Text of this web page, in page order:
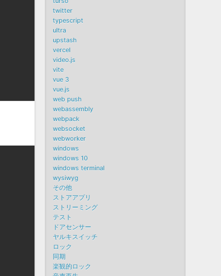
twitter
typescript
ultra
upstash
vercel
video.js
vite
vue 3
vue.js
web push
webassembly
webpack
websocket
webworker
windows
windows 10
windows terminal
wysiwyg
その他
ストアアプリ
ストリーミング
テスト
ドアセンサー
ヤルキスイッチ
ロック
同期
楽観的ロック